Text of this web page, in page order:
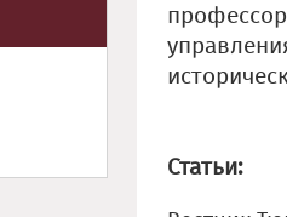
Статьи: